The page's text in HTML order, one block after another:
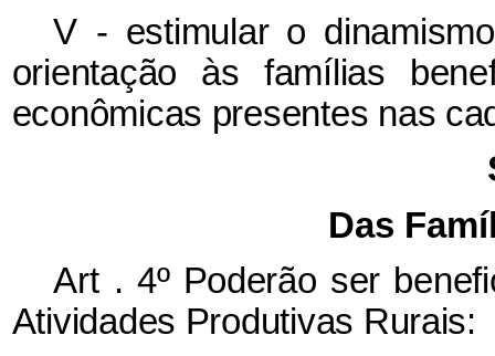
V - estimular o
orientação às famílias
econômicas presentes nas
Das
Art . 4º Poderão ser
Atividades Produtivas Rurais: